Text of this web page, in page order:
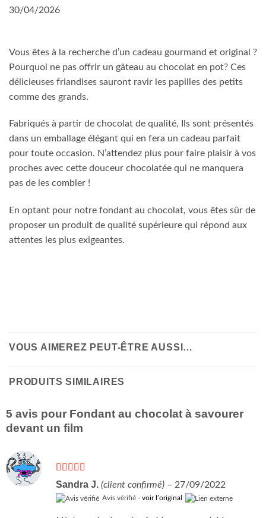
30/04/2026
Vous êtes à la recherche d’un cadeau gourmand et original ?
Pourquoi ne pas offrir un gâteau au chocolat en pot? Ces
délicieuses friandises sauront ravir les papilles des petits
comme des grands.
Fabriqués à partir de chocolat de qualité, Ils sont présentés
dans un emballage élégant qui en fera un cadeau parfait
pour toute occasion. N’attendez plus pour faire plaisir à vos
proches avec cette douceur chocolatée qui ne manquera
pas de les combler !
En optant pour notre fondant au chocolat, vous êtes sûr de
proposer un produit de qualité supérieure qui répond aux
attentes les plus exigeantes.
VOUS AIMEREZ PEUT-ÊTRE AUSSI…
PRODUITS SIMILAIRES
5 avis pour Fondant au chocolat à savourer
devant un film
Note5sur 5
Sandra J. (client confirmé) – 27/09/2022
Avis vérifié - voir l’original